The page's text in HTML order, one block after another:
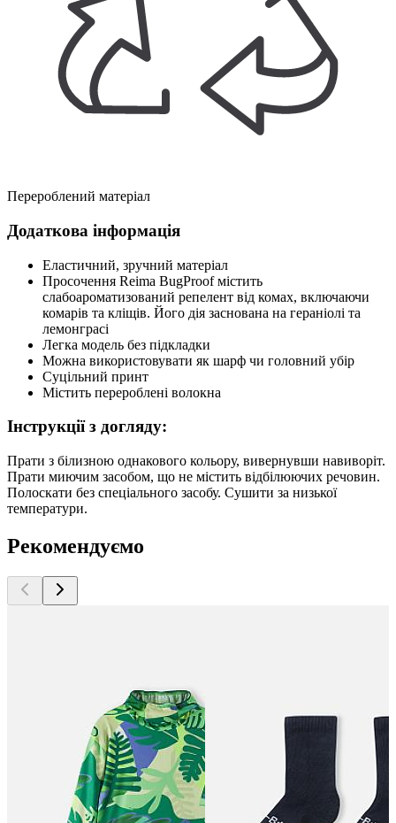
Перероблений матеріал
Додаткова інформація
Еластичний, зручний матеріал
Просочення Reima BugProof містить
слабоароматизований репелент від комах, включаючи
комарів та кліщів. Його дія заснована на гераніолі та
лемонграсі
Легка модель без підкладки
Можна використовувати як шарф чи головний убір
Суцільний принт
Містить перероблені волокна
Інструкції з догляду:
Прати з білизною однакового кольору, вивернувши навиворіт.
Прати миючим засобом, що не містить відбілюючих речовин.
Полоскати без спеціального засобу. Сушити за низької
температури.
Рекомендуємо